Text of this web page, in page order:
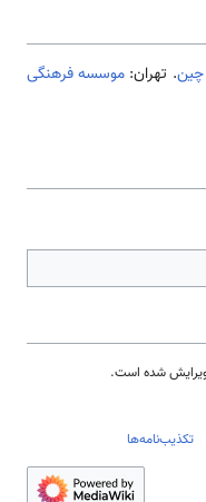
چین. تهران: موسسه فرهنگی
تکذیب‌نامه‌ها